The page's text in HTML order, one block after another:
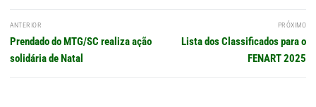
Navegação
de
Post
ANTERIOR
Post
anterior:
Prendado do MTG/SC realiza ação
solidária de Natal
PRÓXIMO
Próximo
Lista dos Classificados para o
FENART 2025